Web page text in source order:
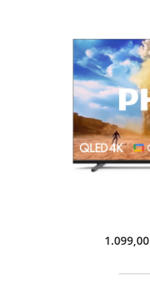
1.099,00